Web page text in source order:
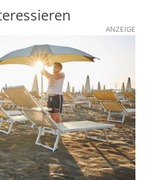
ANZEIGE